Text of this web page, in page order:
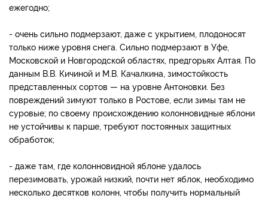
ежегодно;
- очень сильно подмерзают, даже с укрытием, плодоносят
только ниже уровня снега. Сильно подмерзают в Уфе,
Московской и Новгородской областях, предгорьях Алтая. По
данным В.В. Кичиной и М.В. Качалкина, зимостойкость
представленных сортов — на уровне Антоновки. Без
повреждений зимуют только в Ростове, если зимы там не
суровые; по своему происхождению колонновидные яблони
не устойчивы к парше, требуют постоянных защитных
обработок;
- даже там, где колонновидной яблоне удалось
перезимовать, урожай низкий, почти нет яблок, необходимо
несколько десятков колонн, чтобы получить нормальный